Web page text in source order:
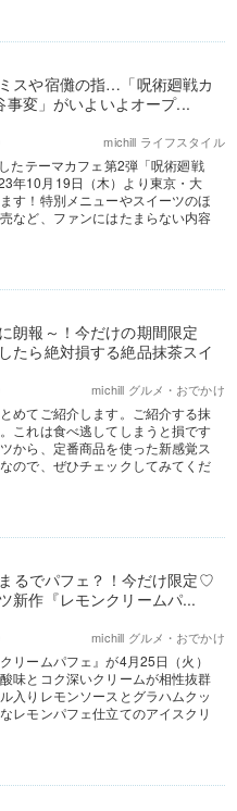
スや宿儺の指…「呪術廻戦カ
事変」がいよいよオープ...
michill ライフスタイル
たテーマカフェ第2弾「呪術廻戦
年10月19日（木）より東京・大
す！特別メニューやスイーツのほ
など、ファンにはたまらない内容
朗報～！今だけの期間限定
たら絶対損する絶品抹茶スイ
michill グルメ・おでかけ
めてご紹介します。ご紹介する抹
これは食べ逃してしまうと損です
から、定番商品を使った新感覚ス
ので、ぜひチェックしてみてくだ
るでパフェ？！今だけ限定♡
新作『レモンクリームパ...
michill グルメ・おでかけ
リームパフェ』が4月25日（火）
味とコク深いクリームが相性抜群
入りレモンソースとグラハムクッ
レモンパフェ仕立てのアイスクリ